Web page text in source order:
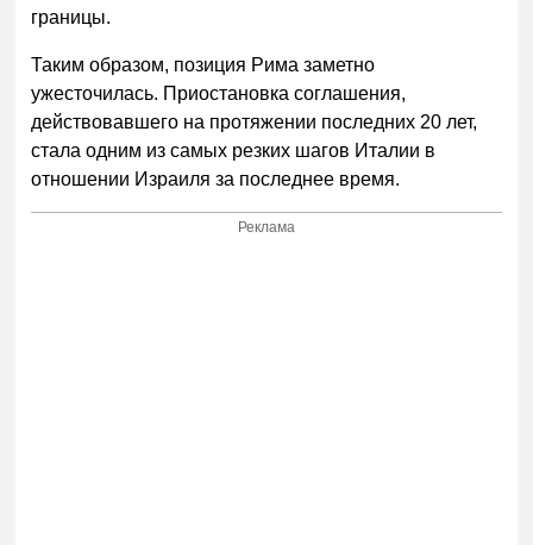
границы.
Таким образом, позиция Рима заметно
ужесточилась. Приостановка соглашения,
действовавшего на протяжении последних 20 лет,
стала одним из самых резких шагов Италии в
отношении Израиля за последнее время.
Реклама